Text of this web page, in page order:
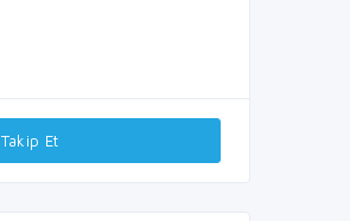
Takip Et